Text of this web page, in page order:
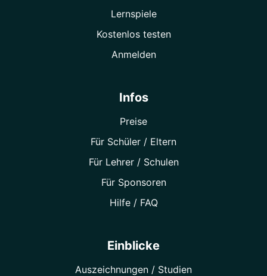
Lernspiele
Kostenlos testen
Anmelden
Infos
Preise
Für Schüler / Eltern
Für Lehrer / Schulen
Für Sponsoren
Hilfe / FAQ
Einblicke
Auszeichnungen / Studien